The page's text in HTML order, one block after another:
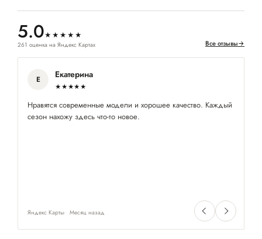
5.0★★★★★
261 оценка на Яндекс Картах Все отзывы→
Е Екатерина
★★★★★
Нравятся современные модели и хорошее качество. Каждый
сезон нахожу здесь что-то новое.
Яндекс Карты Месяц назад